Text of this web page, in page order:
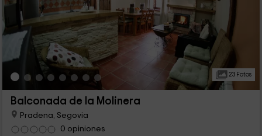
23 Fotos
Balconada de la Molinera
Pradena, Segovia
0 opiniones